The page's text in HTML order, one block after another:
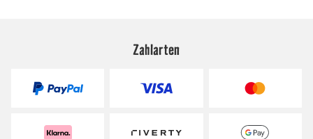
Zahlarten